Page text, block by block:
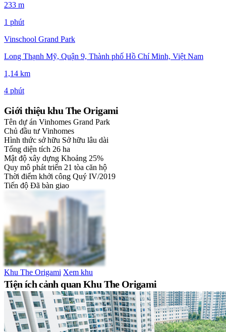
233 m
1 phút
Vinschool Grand Park
Long Thạnh Mỹ, Quận 9, Thành phố Hồ Chí Minh, Việt Nam
1,14 km
4 phút
Giới thiệu khu The Origami
Tên dự án Vinhomes Grand Park
Chủ đầu tư Vinhomes
Hình thức sở hữu Sở hữu lâu dài
Tổng diện tích 26 ha
Mật độ xây dựng Khoảng 25%
Quy mô phát triển 21 tòa căn hộ
Thời điểm khởi công Quý IV/2019
Tiến độ Đã bàn giao
Khu The Origami Xem khu
Tiện ích cảnh quan Khu The Origami